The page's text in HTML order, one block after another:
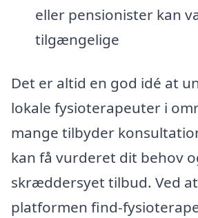
eller pensionister kan
tilgængelige
Det er altid en god idé at
lokale fysioterapeuter i
mange tilbyder
kan få vurderet dit behov
skræddersyet tilbud. Ved
platformen find-